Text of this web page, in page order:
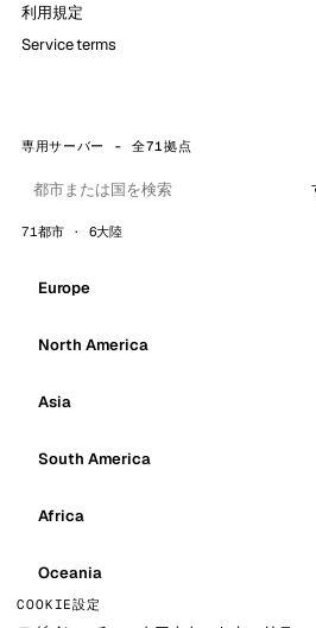
利用規定
Service terms
専用サーバー - 全71拠点
71都市 · 6大陸
Europe
North America
Asia
South America
Africa
Oceania
COOKIE設定